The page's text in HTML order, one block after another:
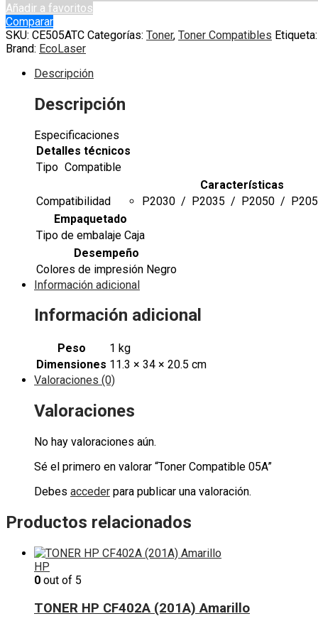
Añadir a favoritos
Comparar
SKU: CE505ATC Categorías: Toner, Toner Compatibles Etiqueta:
Brand: EcoLaser
Descripción
Descripción
Especificaciones
Detalles técnicos
Tipo Compatible
Características
Compatibilidad
P2030 / P2035 / P2050 /
Empaquetado
Tipo de embalaje Caja
Desempeño
Colores de impresión Negro
Información adicional
Información adicional
Peso
1 kg
Dimensiones 11.3 × 34 × 20.5 cm
Valoraciones (0)
Valoraciones
No hay valoraciones aún.
Sé el primero en valorar “Toner Compatible 05A”
Debes acceder para publicar una valoración.
Productos relacionados
HP
0 out of 5
TONER HP CF402A (201A) Amarillo